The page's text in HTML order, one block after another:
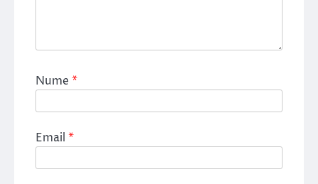
Nume*
Email *